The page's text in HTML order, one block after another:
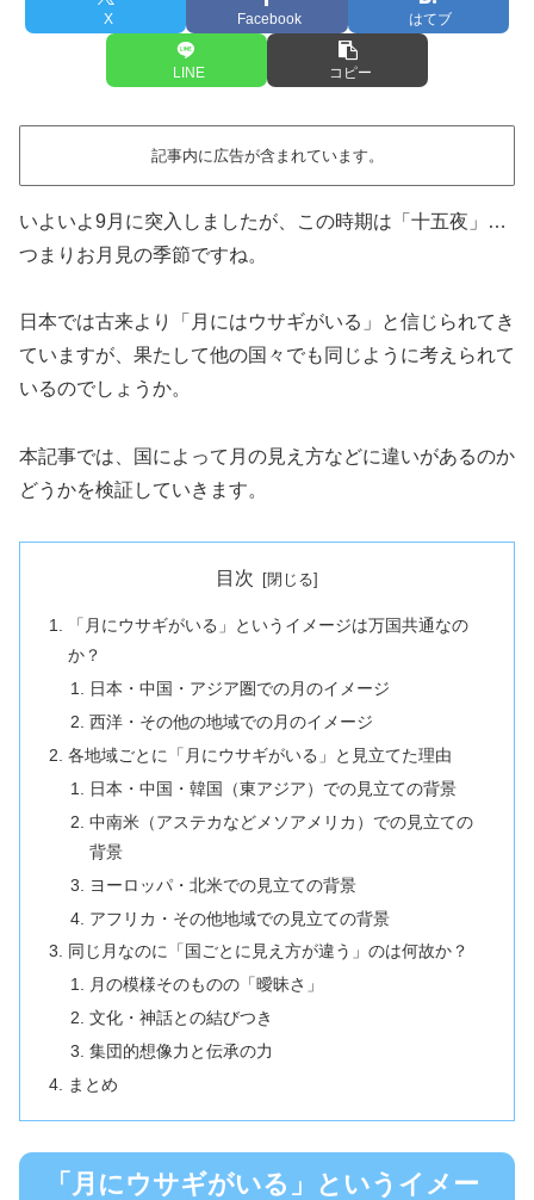
X Facebook はてブ
LINE コピー
記事内に広告が含まれています。
いよいよ9月に突入しましたが、この時期は「十五夜」…
つまりお月見の季節ですね。
日本では古来より「月にはウサギがいる」と信じられてき
ていますが、果たして他の国々でも同じように考えられて
いるのでしょうか。
本記事では、国によって月の見え方などに違いがあるのか
どうかを検証していきます。
目次
「月にウサギがいる」というイメージは万国共通なの
か？
日本・中国・アジア圏での月のイメージ
西洋・その他の地域での月のイメージ
各地域ごとに「月にウサギがいる」と見立てた理由
日本・中国・韓国（東アジア）での見立ての背景
中南米（アステカなどメソアメリカ）での見立ての
背景
ヨーロッパ・北米での見立ての背景
アフリカ・その他地域での見立ての背景
同じ月なのに「国ごとに見え方が違う」のは何故か？
月の模様そのものの「曖昧さ」
文化・神話との結びつき
集団的想像力と伝承の力
まとめ
「月にウサギがいる」というイメー